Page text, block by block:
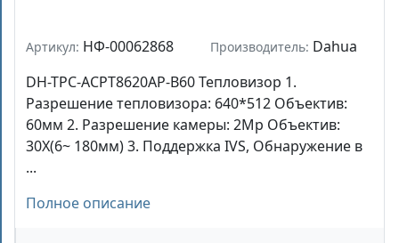
Артикул: НФ-00062868 Производитель: Dahua
DH-TPC-ACPT8620AP-B60 Тепловизор 1.
Разрешение тепловизора: 640*512 Объектив:
60мм 2. Разрешение камеры: 2Mp Объектив:
30X(6~ 180мм) 3. Поддержка IVS, Обнаружение в
...
Полное описание